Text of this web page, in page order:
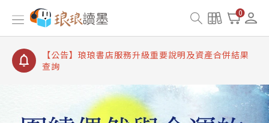
0
【公告】琅琅讀墨書櫃開通常見問題
【公告】琅琅讀墨 3 分鐘完成書櫃開通與資產合併申
【公告】琅琅書店服務升級重要說明及資產合併結果
查詢
【公告】琅琅讀墨數位閱讀資產合併與書櫃開通申請